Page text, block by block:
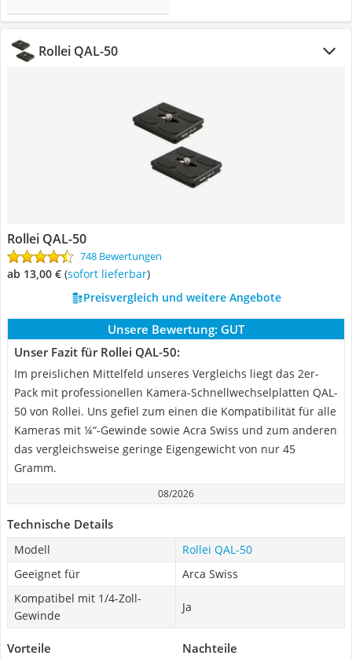
Rollei QAL-50
Rollei QAL-50
748 Bewertungen
ab 13,00 € ( Sofort lieferbar)
Preisvergleich und weitere Angebote
Unsere Bewertung: GUT
Unser Fazit für Rollei QAL-50:
Im preislichen Mittelfeld unseres Vergleichs liegt das 2er-
Pack mit professionellen Kamera-Schnellwechselplatten QAL-
50 von Rollei. Uns gefiel zum einen die Kompatibilität für alle
Kameras mit ¼“-Gewinde sowie Acra Swiss und zum anderen
das vergleichsweise geringe Eigengewicht von nur 45
Gramm.
08/2026
Technische Details
Modell
Rollei QAL-50
Geeignet für
Arca Swiss
Kompatibel mit 1/4-Zoll-
Gewinde
Ja
Vorteile Nachteile